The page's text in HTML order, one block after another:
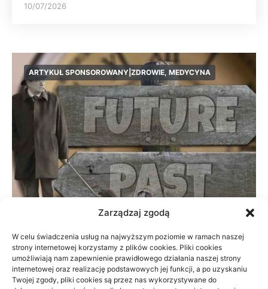
Zarządzaj zgodą
W celu świadczenia usług na najwyższym poziomie w ramach naszej
strony internetowej korzystamy z plików cookies. Pliki cookies
umożliwiają nam zapewnienie prawidłowego działania naszej strony
internetowej oraz realizację podstawowych jej funkcji, a po uzyskaniu
Twojej zgody, pliki cookies są przez nas wykorzystywane do
10/07/2026
ARTYKUŁ SPONSOROWANY|ZDROWIE, MEDYCYNA
Prywatnie czy na NFZ: fizjoterapia przy
braku czasu